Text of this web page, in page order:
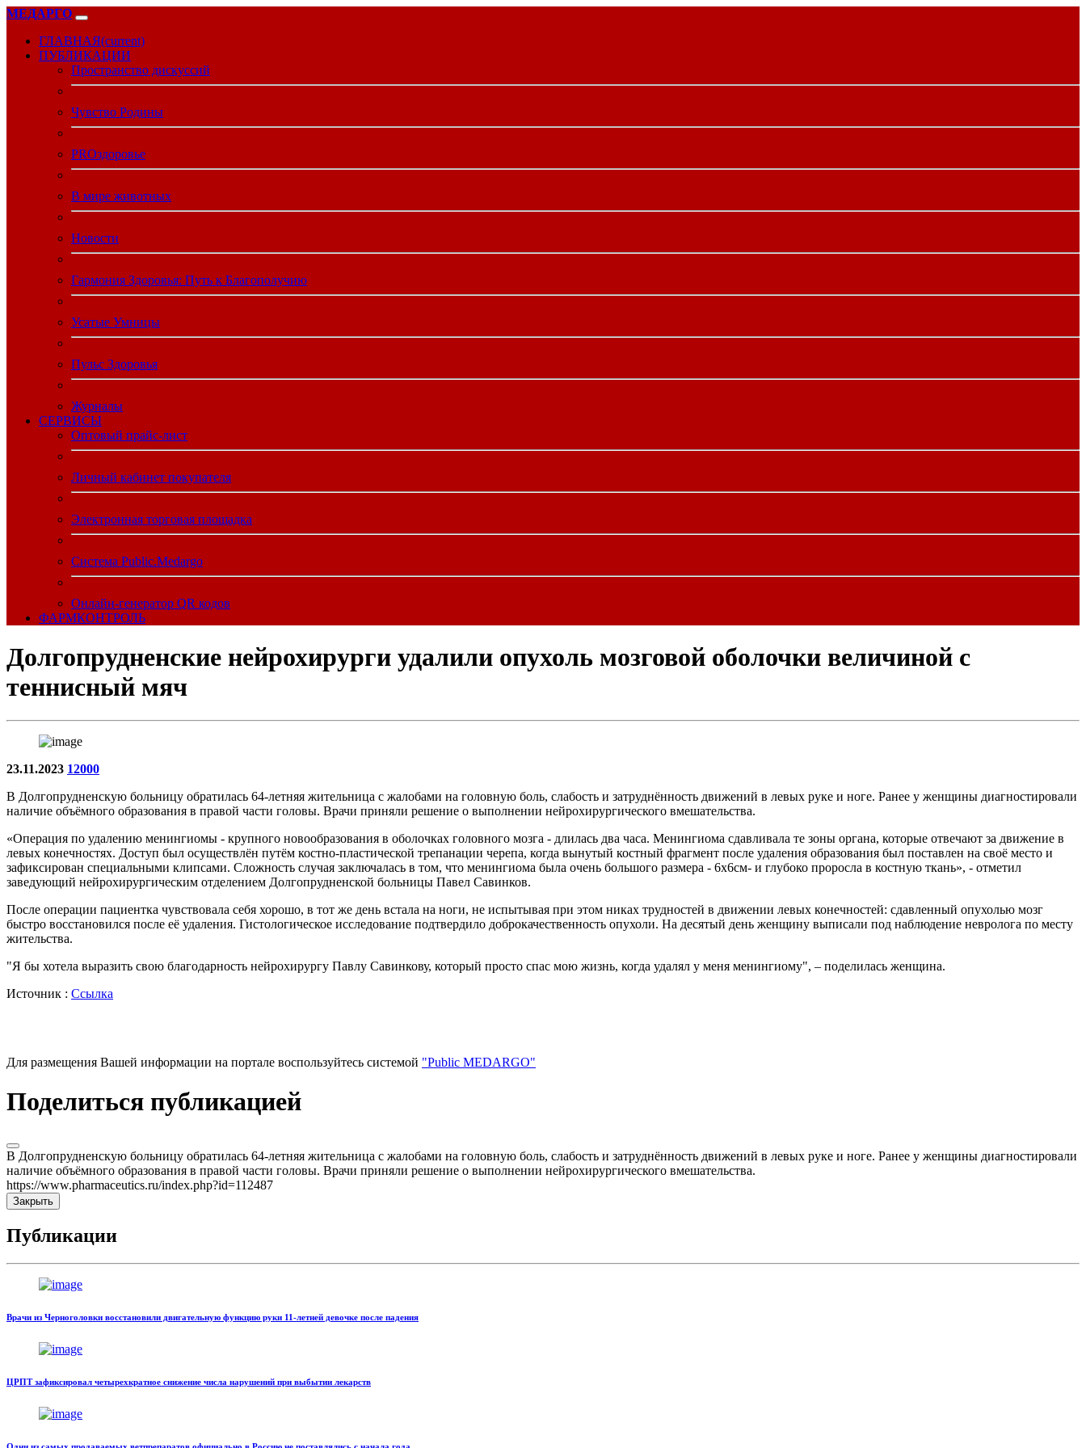
МЕДАРГО
ГЛАВНАЯ(current)
ПУБЛИКАЦИИ
Пространство дискуссий
Чувство Родины
PROздоровье
В мире животных
Новости
Гармония Здоровья: Путь к Благополучию
Усатые Умницы
Пульс Здоровья
Журналы
CЕРВИСЫ
Оптовый прайс-лист
Личный кабинет покупателя
Электронная торговая площадка
Система Public.Medargo
Онлайн-генератор QR кодов
ФАРМКОНТРОЛЬ
Долгопрудненские нейрохирурги удалили опухоль мозговой оболочки величиной с
теннисный мяч
23.11.2023 12000
В Долгопрудненскую больницу обратилась 64-летняя жительница с жалобами на головную боль, слабость и затруднённость движений в левых руке и ноге. Ранее у женщины диагностировали
наличие объёмного образования в правой части головы. Врачи приняли решение о выполнении нейрохирургического вмешательства.
«Операция по удалению менингиомы - крупного новообразования в оболочках головного мозга - длилась два часа. Менингиома сдавливала те зоны органа, которые отвечают за движение в
левых конечностях. Доступ был осуществлён путём костно-пластической трепанации черепа, когда вынутый костный фрагмент после удаления образования был поставлен на своё место и
зафиксирован специальными клипсами. Сложность случая заключалась в том, что менингиома была очень большого размера - 6х6см- и глубоко проросла в костную ткань», - отметил
заведующий нейрохирургическим отделением Долгопрудненской больницы Павел Савинков.
После операции пациентка чувствовала себя хорошо, в тот же день встала на ноги, не испытывая при этом никах трудностей в движении левых конечностей: сдавленный опухолью мозг
быстро восстановился после её удаления. Гистологическое исследование подтвердило доброкачественность опухоли. На десятый день женщину выписали под наблюдение невролога по месту
жительства.
"Я бы хотела выразить свою благодарность нейрохирургу Павлу Савинкову, который просто спас мою жизнь, когда удалял у меня менингиому", – поделилась женщина.
Источник : Ссылка
Для размещения Вашей информации на портале воспользуйтесь системой "Public MEDARGO"
Поделиться публикацией
В Долгопрудненскую больницу обратилась 64-летняя жительница с жалобами на головную боль, слабость и затруднённость движений в левых руке и ноге. Ранее у женщины диагностировали
наличие объёмного образования в правой части головы. Врачи приняли решение о выполнении нейрохирургического вмешательства.
https://www.pharmaceutics.ru/index.php?id=112487
Закрыть
Публикации
Врачи из Черноголовки восстановили двигательную функцию руки 11-летней девочке после падения
ЦРПТ зафиксировал четырехкратное снижение числа нарушений при выбытии лекарств